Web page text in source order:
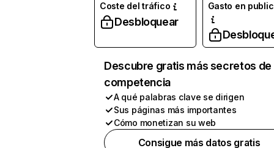
Coste del tráfico
Desbloquear
Gasto en
Descubre gratis más secretos de
competencia
A qué palabras clave se dirigen
Sus páginas más importantes
Cómo monetizan su web
Consigue más datos gratis